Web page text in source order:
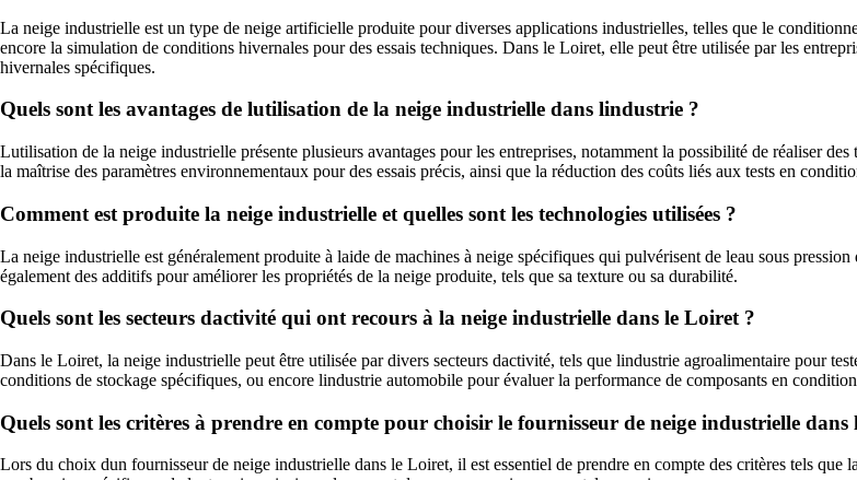
La neige industrielle est un type de neige artificielle produite pour diverses applications industrielles, telles que le
encore la simulation de conditions hivernales pour des essais techniques. Dans le Loiret, elle peut être utilisée par les
hivernales spécifiques.
Quels sont les avantages de lutilisation de la neige industrielle dans lindustrie ?
Lutilisation de la neige industrielle présente plusieurs avantages pour les entreprises, notamment la possibilité de réaliser
la maîtrise des paramètres environnementaux pour des essais précis, ainsi que la réduction des coûts liés aux tests en
Comment est produite la neige industrielle et quelles sont les technologies utilisées ?
La neige industrielle est généralement produite à laide de machines à neige spécifiques qui pulvérisent de leau sous
également des additifs pour améliorer les propriétés de la neige produite, tels que sa texture ou sa durabilité.
Quels sont les secteurs dactivité qui ont recours à la neige industrielle dans le Loiret ?
Dans le Loiret, la neige industrielle peut être utilisée par divers secteurs dactivité, tels que lindustrie agroalimentaire pour
conditions de stockage spécifiques, ou encore lindustrie automobile pour évaluer la performance de composants en
Quels sont les critères à prendre en compte pour choisir le fournisseur de neige industrielle dans
Lors du choix dun fournisseur de neige industrielle dans le Loiret, il est essentiel de prendre en compte des critères tels